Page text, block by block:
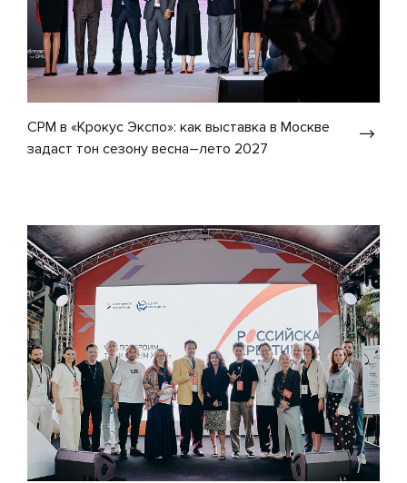
CPM в «Крокус Экспо»: как выставка в Москве
задаст тон сезону весна–лето 2027